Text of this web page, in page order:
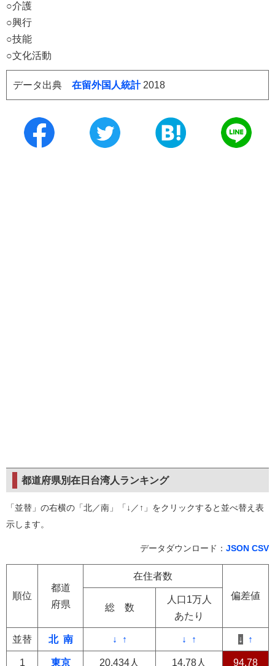
○介護
○興行
○技能
○文化活動
データ出典 在留外国人統計2018
都道府県別在日台湾人ランキング
「並替」の右横の「北／南」「↓／↑」をクリックすると並べ替え表
示します。
データダウンロード： JSON CSV
順位
都道
府県
在住者数
偏差値
総 数
人口1万人
あたり
並替 北 南 ↓ ↑ ↓ ↑ ↓ ↑
1 東京 20,434人 14.78人 94.78